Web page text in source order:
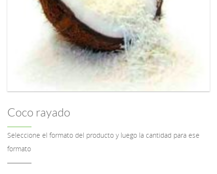
Coco rayado
Seleccione el formato del producto y luego la cantidad para ese
formato